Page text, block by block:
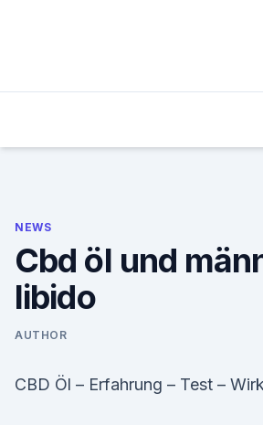
NEWS
Cbd öl und
libido
AUTHOR
CBD Öl – Erfahrung – Test –